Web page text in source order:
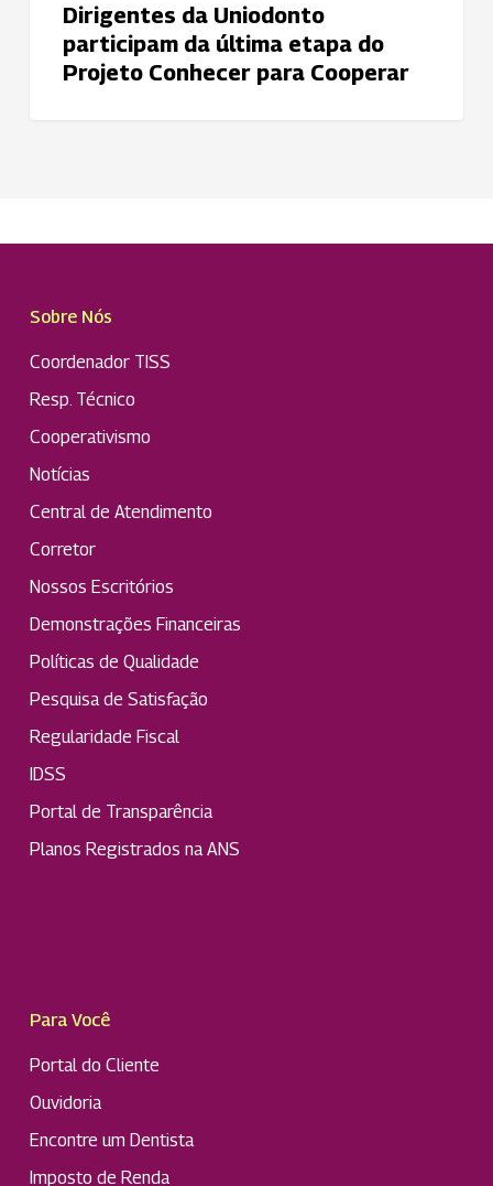
Dirigentes da Uniodonto
participam da última etapa do
Projeto Conhecer para Cooperar
Sobre Nós
Coordenador TISS
Resp. Técnico
Cooperativismo
Notícias
Central de Atendimento
Corretor
Nossos Escritórios
Demonstrações Financeiras
Políticas de Qualidade
Pesquisa de Satisfação
Regularidade Fiscal
IDSS
Portal de Transparência
Planos Registrados na ANS
Para Você
Portal do Cliente
Ouvidoria
Encontre um Dentista
Imposto de Renda